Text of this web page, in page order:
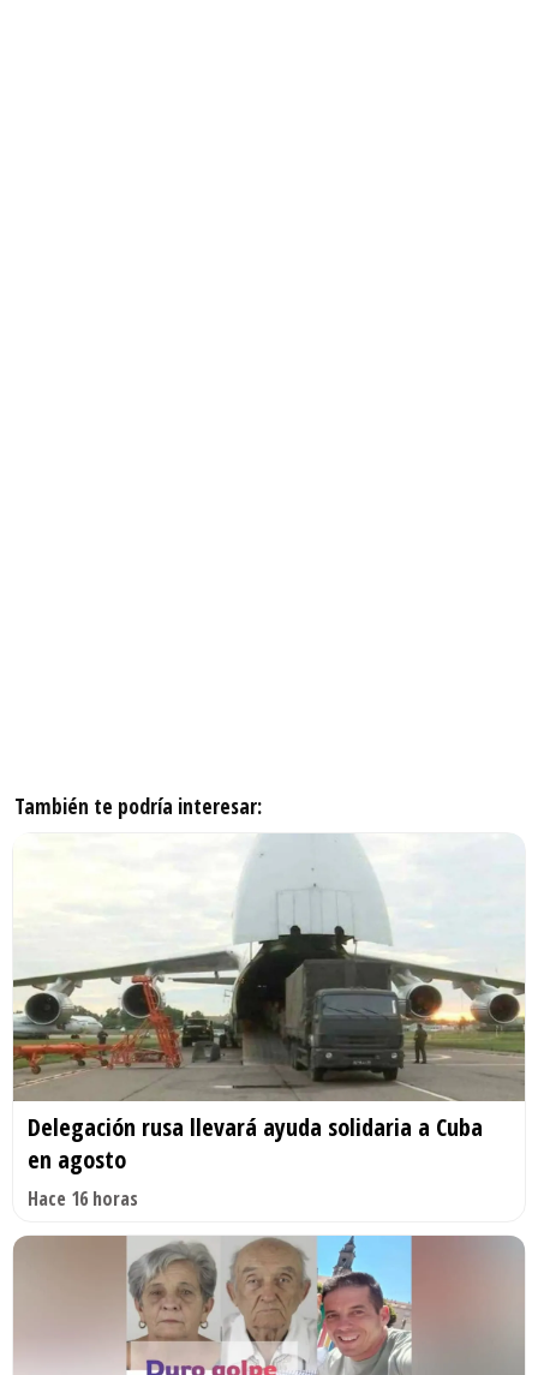
También te podría interesar:
Delegación rusa llevará ayuda solidaria a Cuba
en agosto
Hace 16 horas